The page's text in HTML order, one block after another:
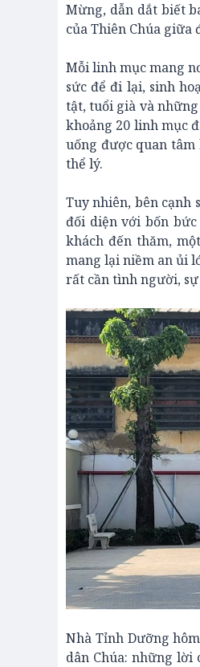
Mừng, dẫn dắt biết
của Thiên Chúa giữa
Mỗi linh mục mang
sức để đi lại, sinh
tật, tuổi già và những
khoảng 20 linh mục
uống được quan
thể lý.
Tuy nhiên, bên cạnh
đối diện với bốn
khách đến thăm,
mang lại niềm an ủi
rất cần tình người,
Nhà Tỉnh Dưỡng
dân Chúa: những